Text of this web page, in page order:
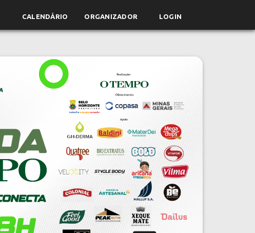
CALENDÁRIO ORGANIZADOR LOGIN